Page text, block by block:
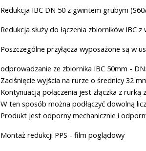
Redukcja IBC DN 50 z gwintem grubym
Redukcja służy do łączenia zbiorników IBC
Poszczególne przyłącza wyposażone są w
odprowadzanie ze zbiornika IBC 50mm -
Zaciśnięcie wyjścia na rurze o średnicy 32
Kontynuacją połączenia jest złączka z
W ten sposób można podłączyć dowolną
Produkt jest odporny mechanicznie i
Montaż redukcji PPS - film poglądowy